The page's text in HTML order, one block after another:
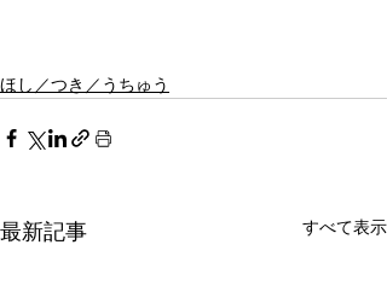
ほし／つき／うちゅう
最新記事 すべて表示